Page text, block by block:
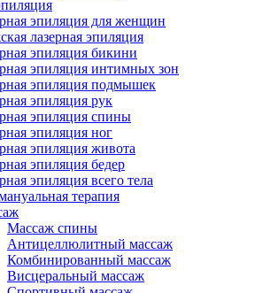
эпиляция для женщин
лазерная эпиляция
эпиляция бикини
эпиляция интимных зон
эпиляция подмышек
эпиляция рук
эпиляция спины
эпиляция ног
эпиляция живота
эпиляция бедер
эпиляция всего тела
терапия
Массаж спины
Антицеллюлитный массаж
Комбинированный массаж
Висцеральный массаж